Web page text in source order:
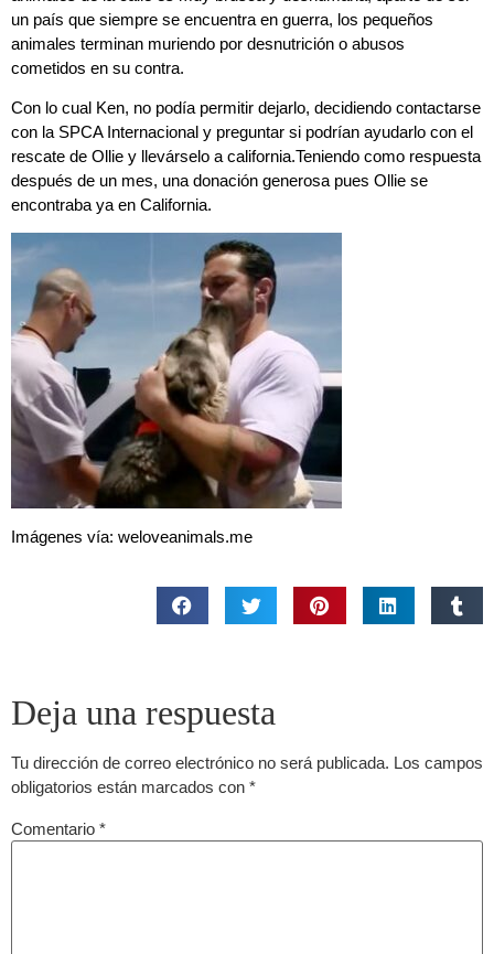
un país que siempre se encuentra en guerra, los pequeños
animales terminan muriendo por desnutrición o abusos
cometidos en su contra.
Con lo cual Ken, no podía permitir dejarlo, decidiendo contactarse
con la SPCA Internacional y preguntar si podrían ayudarlo con el
rescate de Ollie y llevárselo a california.Teniendo como respuesta
después de un mes, una donación generosa pues Ollie se
encontraba ya en California.
Imágenes vía: weloveanimals.me
Deja una respuesta
Tu dirección de correo electrónico no será publicada. Los campos
obligatorios están marcados con *
Comentario *